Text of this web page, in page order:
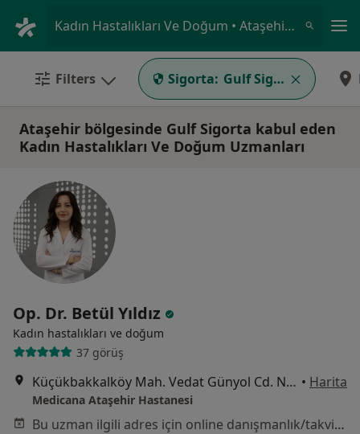
Kadın Hastalıkları Ve Doğum • Ataşehir, İstanbul
Filters Sigorta: Gulf Sigorta
Ataşehir bölgesinde Gulf Sigorta kabul eden
Kadın Hastalıkları Ve Doğum Uzmanları
Op. Dr. Betül Yıldız
Kadın hastalıkları ve doğum
37 görüş
Küçükbakkalköy Mah. Vedat Günyol Cd. No:24, Ataşehir • Harita
Medicana Ataşehir Hastanesi
Bu uzman ilgili adres için online danışmanlık/takvim sunmuyor.